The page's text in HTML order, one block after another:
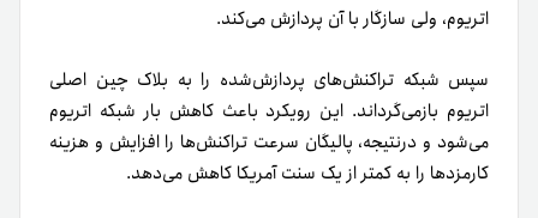
اتریوم، ولی سازگار با آن پردازش می‌کند.
سپس شبکه تراکنش‌های پردازش‌شده را به بلاک چین اصلی
اتریوم بازمی‌گرداند. این رویکرد باعث کاهش بار شبکه اتریوم
می‌شود و در‌نتیجه، پالیگان سرعت تراکنش‌ها را افزایش و هزینه
کارمزدها را به کمتر از یک سنت آمریکا کاهش می‌دهد.